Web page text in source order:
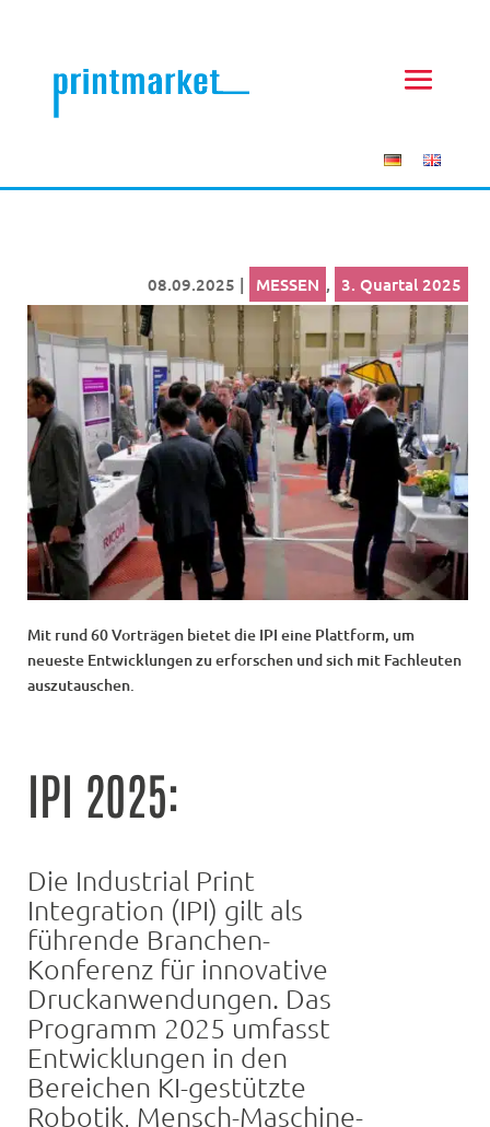
08.09.2025 | MESSEN , 3. Quartal 2025
Mit rund 60 Vorträgen bietet die IPI eine Plattform, um
neueste Entwicklungen zu erforschen und sich mit Fachleuten
auszutauschen.
IPI 2025:
Die Industrial Print
Integration (IPI) gilt als
führende Branchen-
Konferenz für innovative
Druckanwendungen. Das
Programm 2025 umfasst
Entwicklungen in den
Bereichen KI-gestützte
Robotik, Mensch-Maschine-